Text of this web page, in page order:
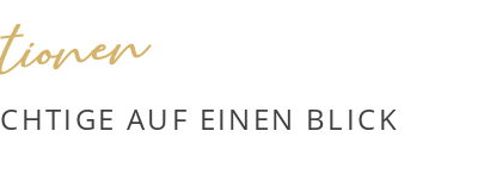
AUF EINEN BLICK